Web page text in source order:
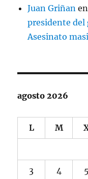
Juan Griñan
presidente del
Asesinato
agosto 2026
L M
3 4 5